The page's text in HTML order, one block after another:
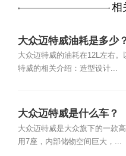
相
大众迈特威油耗是多少？
大众迈特威的油耗在12L左右。
特威的相关介绍：造型设计...
大众迈特威是什么车？
大众迈特威是大众旗下的一款
用7座，内部储物空间巨大，...